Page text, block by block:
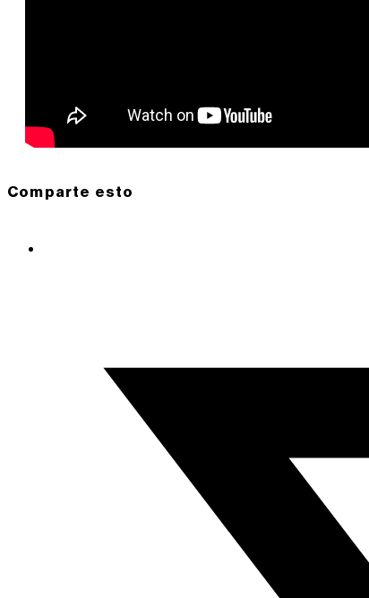
Comparte esto